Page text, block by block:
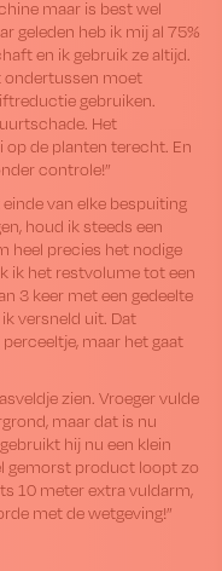
maar is best wel
geleden heb ik mij al 75%
en ik gebruik ze altijd.
ondertussen moet
gebruiken.
Het
de planten terecht. En
controle!”
van elke bespuiting
houd ik steeds een
heel precies het nodige
ik het restvolume tot een
3 keer met een gedeelte
versneld uit. Dat
maar het gaat
zien. Vroeger vulde
maar dat is nu
hij nu een klein
gemorst product loopt zo
10 meter extra vuldarm,
met de wetgeving!”